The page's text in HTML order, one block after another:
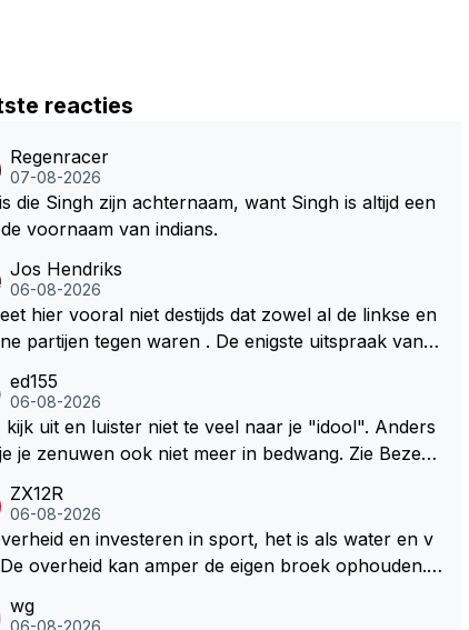
reacties
Regenracer
07-08-2026
die Singh zijn achternaam, want Singh is altijd een
voornaam van indians.
Jos Hendriks
06-08-2026
hier vooral niet destijds dat zowel al de linkse en
partijen tegen waren . De enigste uitspraak van e
hun eigen uitlaat gassen inademen maar niet wet
was dat de F1 motor schoner is dan een normale a
denk echt niet dat deze groene/wollen regering
ed155
06-08-2026
kijk uit en luister niet te veel naar je "idool". Anders
je zenuwen ook niet meer in bedwang. Zie Bezech
gezelliger
ZX12R
06-08-2026
en investeren in sport, het is als water en v
overheid kan amper de eigen broek ophouden.
het best vergelijken met de sheriff van Nottinghem
wg
06-08-2026